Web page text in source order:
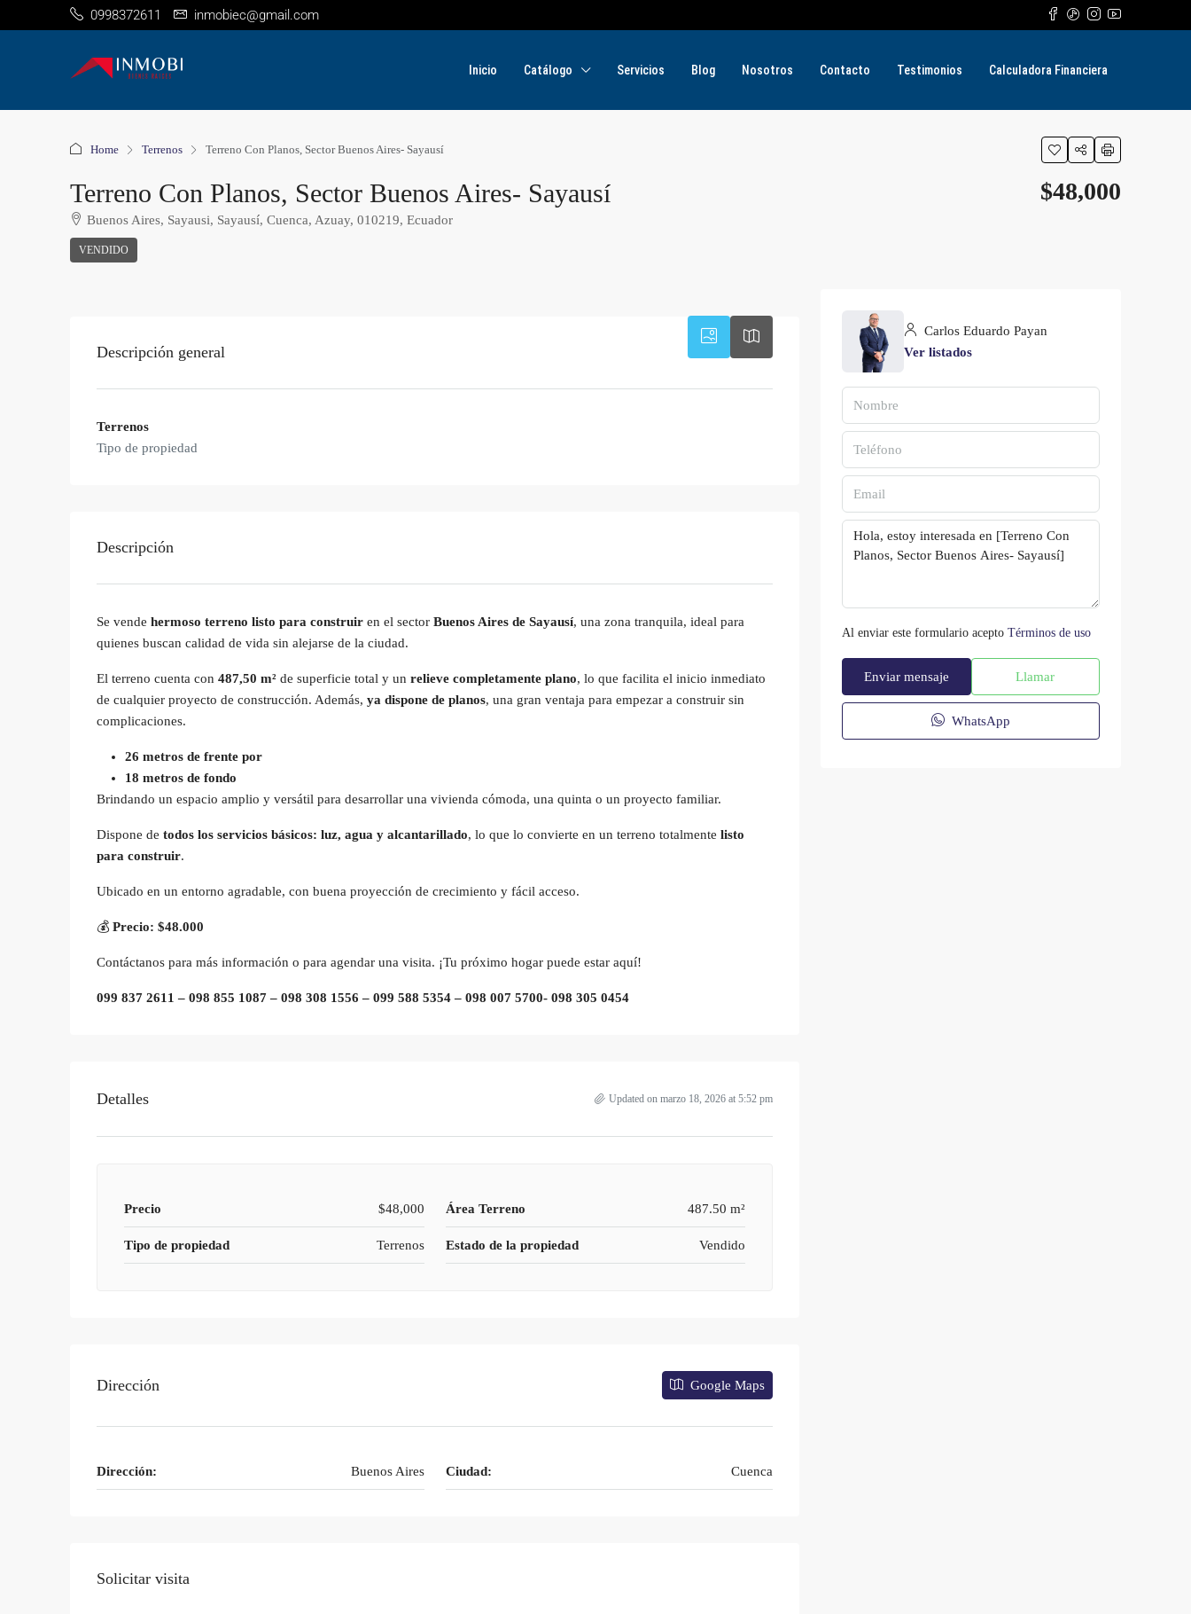
0998372611 inmobiec@gmail.com
Inicio Catálogo Servicios Blog Nosotros Contacto Testimonios Calculadora Financiera
Home Terrenos Terreno Con Planos, Sector Buenos Aires- Sayausí
Terreno Con Planos, Sector Buenos Aires- Sayausí
Buenos Aires, Sayausi, Sayausí, Cuenca, Azuay, 010219, Ecuador
VENDIDO
$48,000
Descripción general
Terrenos
Tipo de propiedad
Descripción
Se vende hermoso terreno listo para construir en el sector Buenos Aires de Sayausí, una zona tranquila, ideal para
quienes buscan calidad de vida sin alejarse de la ciudad.
El terreno cuenta con 487,50 m² de superficie total y un relieve completamente plano, lo que facilita el inicio inmediato
de cualquier proyecto de construcción. Además, ya dispone de planos, una gran ventaja para empezar a construir sin
complicaciones.
26 metros de frente por
18 metros de fondo
Brindando un espacio amplio y versátil para desarrollar una vivienda cómoda, una quinta o un proyecto familiar.
Dispone de todos los servicios básicos: luz, agua y alcantarillado, lo que lo convierte en un terreno totalmente listo
para construir.
Ubicado en un entorno agradable, con buena proyección de crecimiento y fácil acceso.
💰 Precio: $48.000
Contáctanos para más información o para agendar una visita. ¡Tu próximo hogar puede estar aquí!
099 837 2611 – 098 855 1087 – 098 308 1556 – 099 588 5354 – 098 007 5700- 098 305 0454
Detalles Updated on marzo 18, 2026 at 5:52 pm
Precio $48,000 Área Terreno 487.50 m²
Tipo de propiedad Terrenos Estado de la propiedad Vendido
Dirección Google Maps
Dirección: Buenos Aires Ciudad: Cuenca
Solicitar visita
Carlos Eduardo Payan
Ver listados
Al enviar este formulario acepto Términos de uso
Enviar mensaje Llamar
WhatsApp